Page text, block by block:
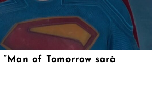
of Tomorrow sarà